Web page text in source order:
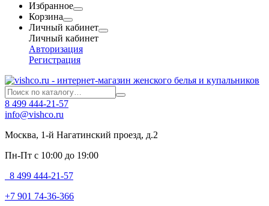
Избранное
Корзина
Личный кабинет
Личный кабинет
Авторизация
Регистрация
8 499 444-21-57
info@vishco.ru
Москва, 1-й Нагатинский проезд, д.2
Пн-Пт с 10:00 до 19:00
8 499 444-21-57
+7 901 74-36-366